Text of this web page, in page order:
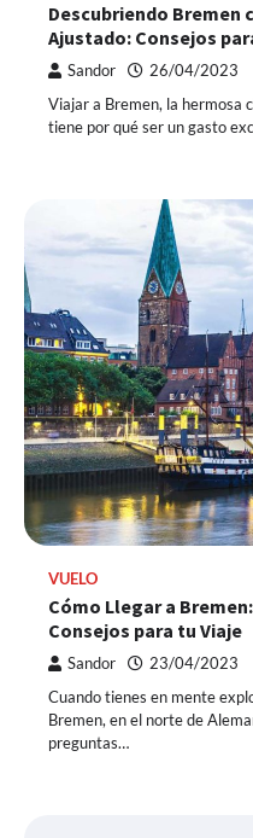
Descubriendo Bremen
Ajustado: Consejos
Sandor 26/04/2023
Viajar a Bremen, la hermosa
tiene por qué ser un gasto
VUELO
Cómo Llegar a
Consejos para tu Viaje
Sandor 23/04/2023
Cuando tienes en mente
Bremen, en el norte de
preguntas…